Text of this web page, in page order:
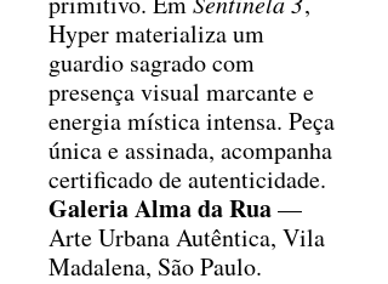
Hyper materializa um
guardio sagrado com
presença visual marcante e
energia mística intensa. Peça
única e assinada, acompanha
certificado de autenticidade.
Galeria Alma da Rua—
Arte Urbana Autêntica, Vila
Madalena, São Paulo.